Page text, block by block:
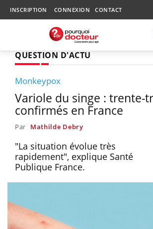
INSCRIPTION CONNEXION CONTACT
QUESTION D'ACTU
Monkeypox
Variole du singe : trente-
confirmés en France
Par Mathilde Debry
"La situation évolue très
rapidement", explique Santé
Publique France.